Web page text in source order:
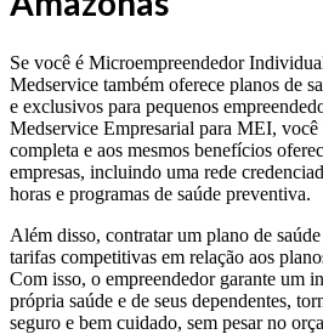
Se você é Microempreendedor
Medservice também oferece planos de
e exclusivos para pequenos
Medservice Empresarial para MEI, você
completa e aos mesmos benefícios
empresas, incluindo uma rede
horas e programas de saúde preventiva.
Além disso, contratar um plano de
tarifas competitivas em relação aos
Com isso, o empreendedor garante um
própria saúde e de seus dependentes,
seguro e bem cuidado, sem pesar no